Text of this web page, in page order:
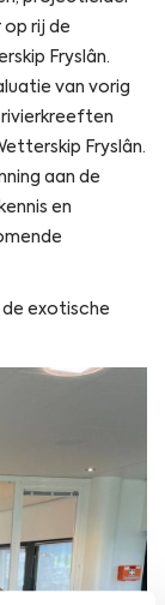
rij de
Fryslân.
van vorig
Fryslân.
aan de
en
de exotische